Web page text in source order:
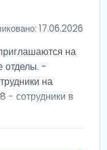
17.06.2026
на
отделы. -
на
- сотрудники в